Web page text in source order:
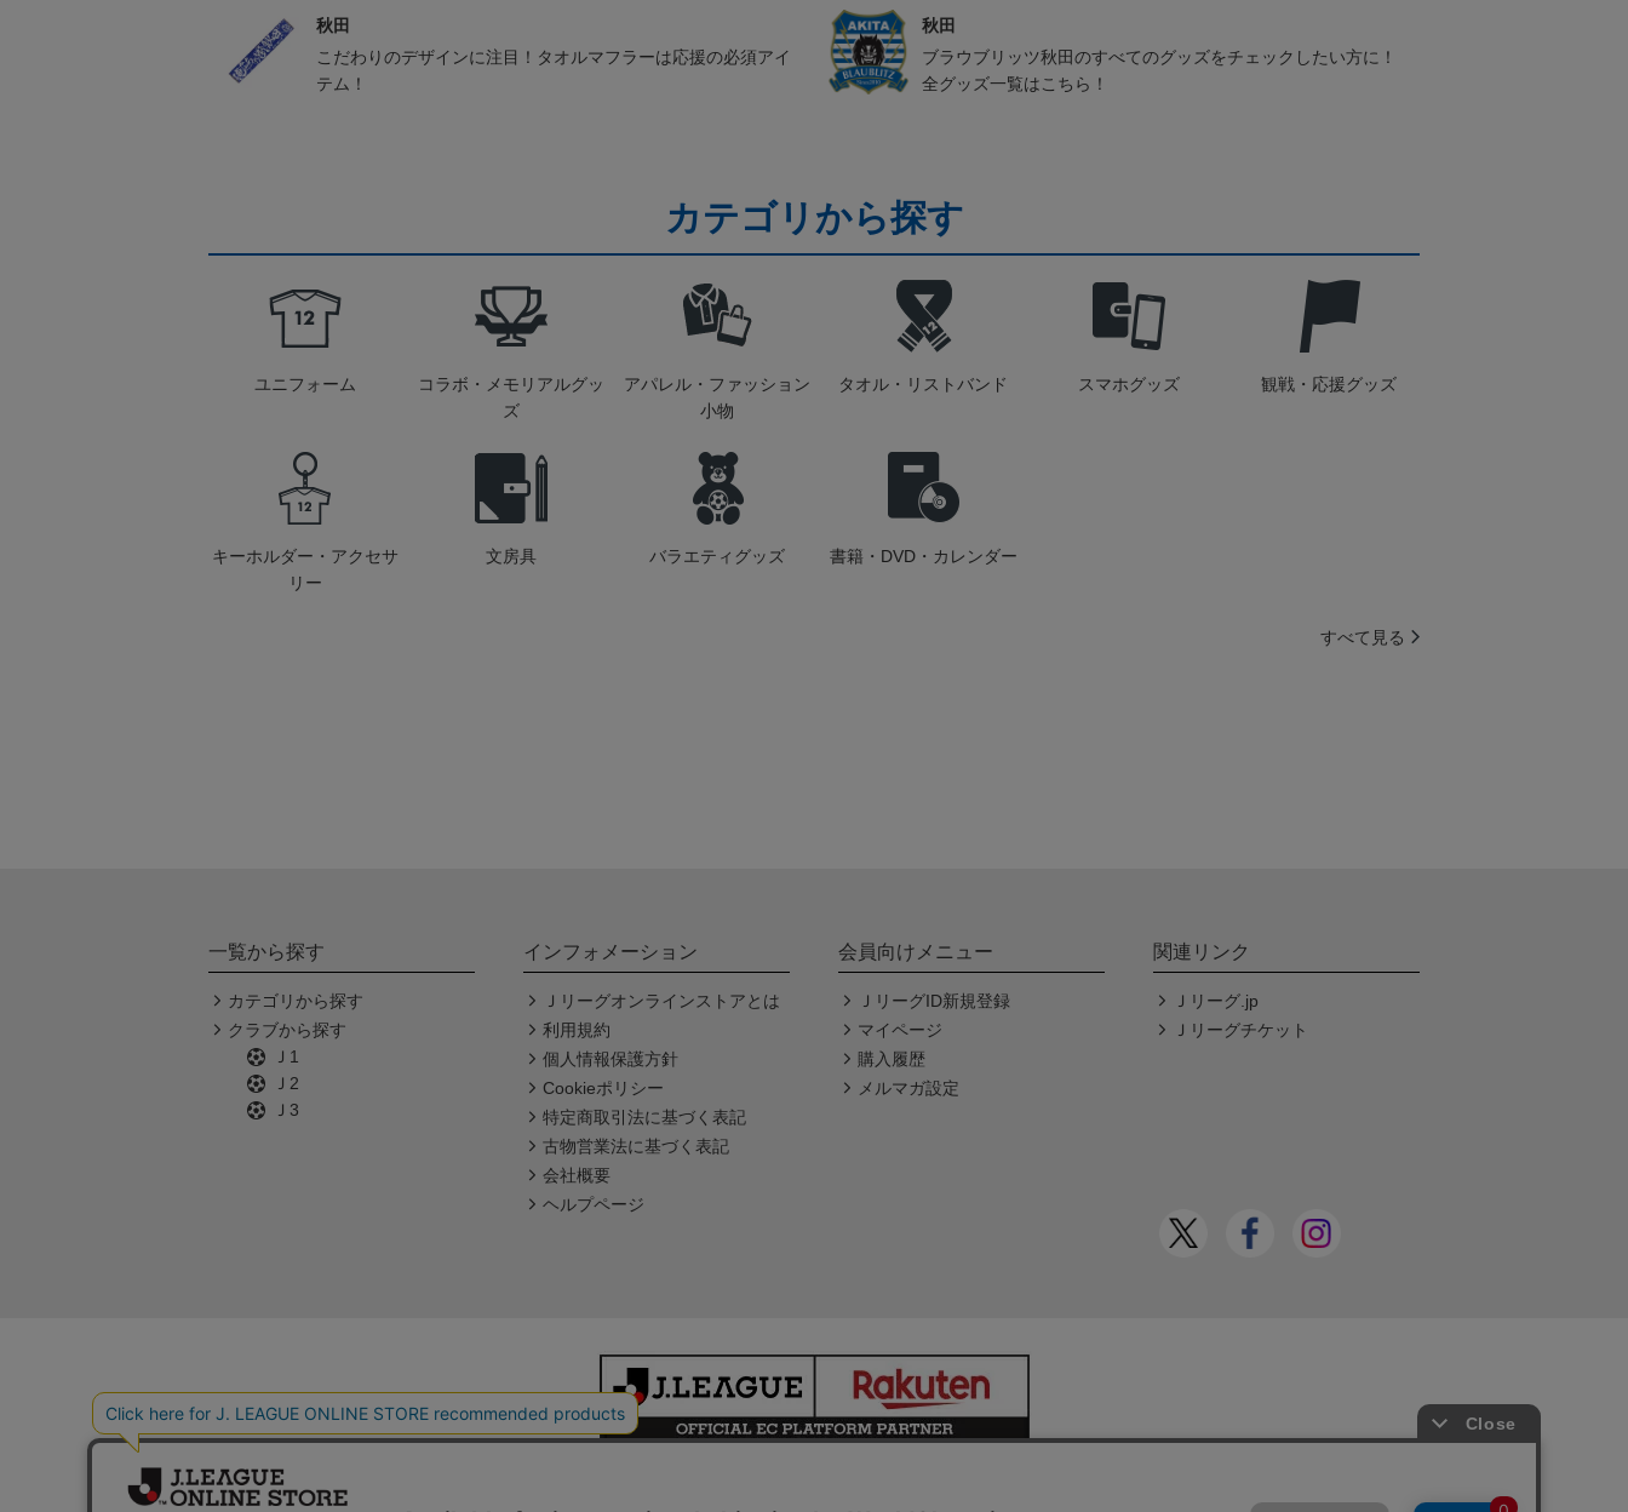
秋田
こだわりのデザインに注目！タオルマフラーは応援の必須アイ
テム！
秋田
ブラウブリッツ秋田のすべてのグッズをチェックしたい方に！
全グッズ一覧はこちら！
カテゴリから探す
ユニフォーム
コラボ・メモリアルグッ
ズ
アパレル・ファッション
小物
タオル・リストバンド スマホグッズ 観戦・応援グッズ
キーホルダー・アクセサ
リー
文房具 バラエティグッズ 書籍・DVD・カレンダー
すべて見る
一覧から探す
カテゴリから探す
クラブから探す
Ｊ1
Ｊ2
Ｊ3
インフォメーション
Ｊリーグオンラインストアとは
利用規約
個人情報保護方針
Cookieポリシー
特定商取引法に基づく表記
古物営業法に基づく表記
会社概要
ヘルプページ
会員向けメニュー
ＪリーグID新規登録
マイページ
購入履歴
メルマガ設定
関連リンク
Ｊリーグ.jp
Ｊリーグチケット